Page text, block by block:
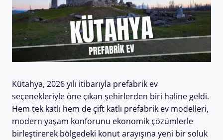
Kütahya, 2026 yılı itibarıyla prefabrik ev
seçenekleriyle öne çıkan şehirlerden biri haline geldi.
Hem tek katlı hem de çift katlı prefabrik ev modelleri,
modern yaşam konforunu ekonomik çözümlerle
birleştirerek bölgedeki konut arayışına yeni bir soluk